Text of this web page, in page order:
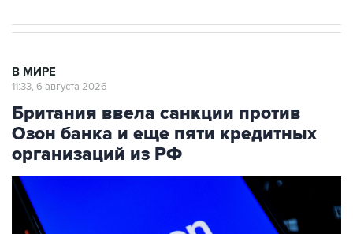
В МИРЕ
11:33, 6 августа 2026
Британия ввела санкции против
Озон банка и еще пяти кредитных
организаций из РФ